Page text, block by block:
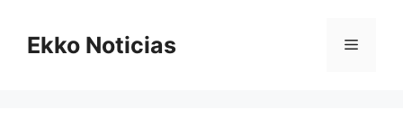
contenido
Ekko Noticias Menú